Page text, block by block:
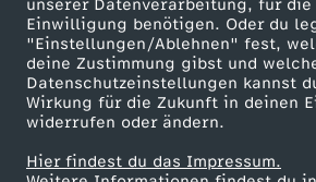
unserer Datenverarbeitung, für die
Einwilligung benötigen. Oder du
"Einstellungen/Ablehnen" fest,
deine Zustimmung gibst und
Datenschutzeinstellungen kannst
Wirkung für die Zukunft in deinen
widerrufen oder ändern.
Hier findest du das Impressum.
-
Z
ö
Mainzelmännchen
Partner